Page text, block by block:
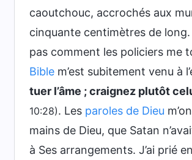
caoutchouc, accrochés aux
cinquante centimètres de
pas comment les policiers
Bible m’est subitement venu à
tuer l’âme ; craignez plutôt
10:28). Les paroles de Dieu
mains de Dieu, que Satan
à Ses arrangements. J’ai prié